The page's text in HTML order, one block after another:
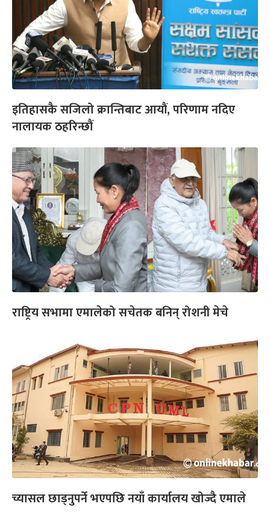
इतिहासकै सजिलो क्रान्तिबाट आयौं, परिणाम नदिए
नालायक ठहरिन्छौं
राष्ट्रिय सभामा एमालेको सचेतक बनिन् रोशनी मेचे
च्यासल छाड्नुपर्ने भएपछि नयाँ कार्यालय खोज्दै एमाले